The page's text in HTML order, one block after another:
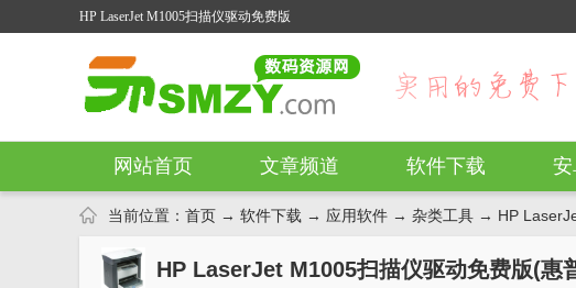
HP LaserJet M1005扫描仪驱动免费版
网站首页 文章频道 软件下载
当前位置： 首页 → 软件下载 → 应用软件 → 杂类工具 → HP
HP LaserJet M1005扫描仪驱动免费版(惠